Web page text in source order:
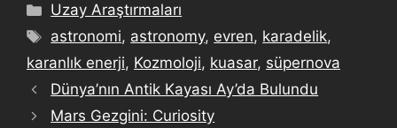
Uzay Araştırmaları
astronomi, astronomy, evren, karadelik,
karanlık enerji, Kozmoloji, kuasar, süpernova
Dünya’nın Antik Kayası Ay’da Bulundu
Mars Gezgini: Curiosity